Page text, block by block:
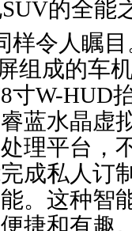
样令人瞩
组成的车
寸W-HUD
蓝水晶虚
理平台，
成私人订
。这种智
捷和有趣